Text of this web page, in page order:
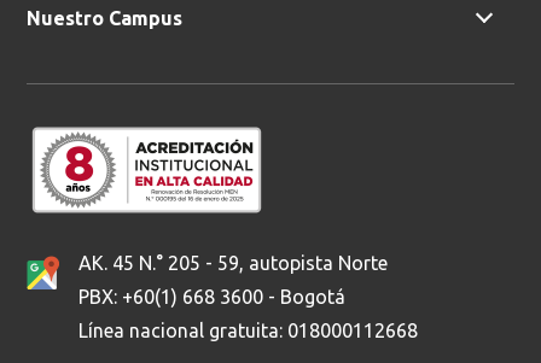
Nuestro Campus
AK. 45 N.° 205 - 59, autopista Norte
PBX: +60(1) 668 3600 - Bogotá
Línea nacional gratuita: 018000112668